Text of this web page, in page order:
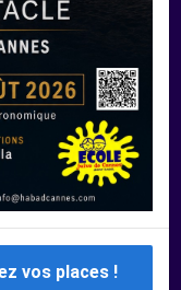
Mercredi 12 Août 2026 - Prenez vos places !